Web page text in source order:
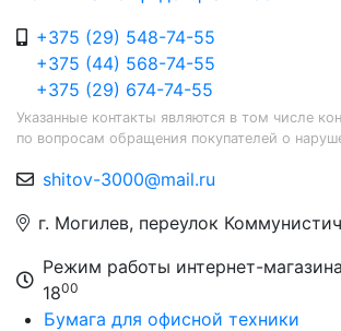
+375 (29) 548-74-55
+375 (44) 568-74-55
+375 (29) 674-74-55
Указанные контакты являются в том числе
по вопросам обращения покупателей о
shitov-3000@mail.ru
г. Могилев, переулок
Режим работы интернет-
1800
Бумага для офисной техники